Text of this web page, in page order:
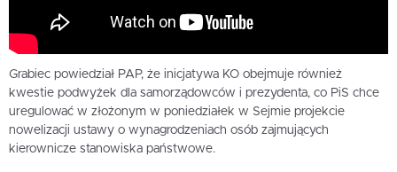
Grabiec powiedział PAP, że inicjatywa KO obejmuje również
kwestie podwyżek dla samorządowców i prezydenta, co PiS chce
uregulować w złożonym w poniedziałek w Sejmie projekcie
nowelizacji ustawy o wynagrodzeniach osób zajmujących
kierownicze stanowiska państwowe.